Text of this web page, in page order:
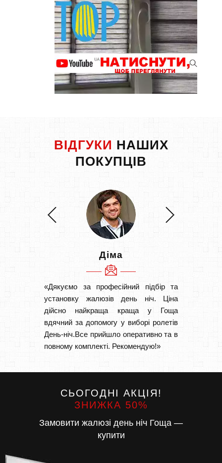
ВІДГУКИ НАШИХ
ПОКУПЦІВ
Діма
«Дякуємо за професійний підбір та
установку жалюзів день ніч. Ціна
дійсно найкраща краща у Гоща
вдячний за допомогу у виборі ролетів
День-ніч.Все прийшло оперативно та в
повному комплекті. Рекомендую!»
СЬОГОДНІ АКЦІЯ!
ЗНИЖКА 50%
Замовити жалюзі день ніч Гоща —
купити